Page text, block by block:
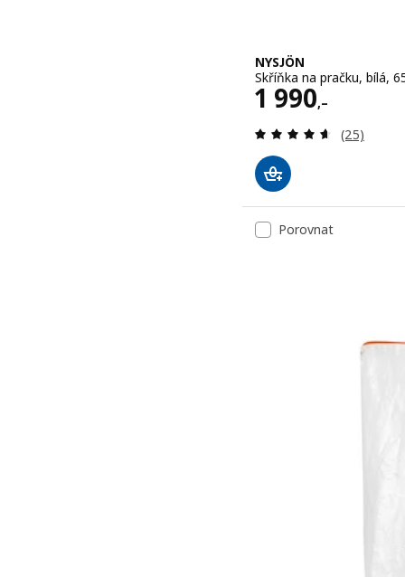
NYSJÖN
Skříňka na pračku, bílá,
1 990,–
Cena 1990,–
Recenze:
(25)
Porovnat